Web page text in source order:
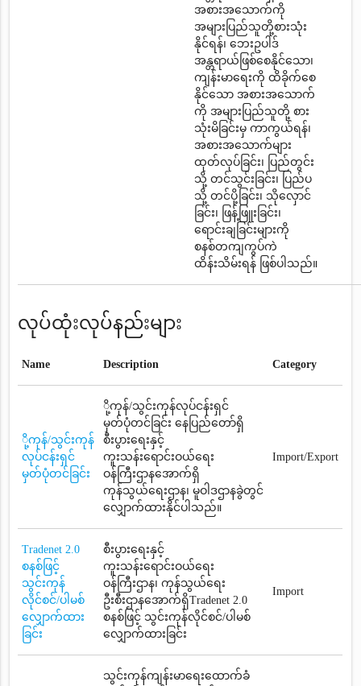
အစားအသောက်ကို
အများပြည်သူတို့စားသုံး
နိုင်ရန်၊ ဘေးဥပါဒ်
အန္တရာယ်ဖြစ်စေနိုင်သော၊
ကျန်းမာရေးကို ထိခိုက်စေ
နိုင်သော အစားအသောက်
ကို အများပြည်သူတို့ စား
သုံးမိခြင်းမှ ကာကွယ်ရန်၊
အစားအသောက်များ
ထုတ်လုပ်ခြင်း၊ ပြည်တွင်း
သို့ တင်သွင်းခြင်း၊ ပြည်ပ
သို့ တင်ပို့ခြင်း၊ သိုလှောင်
ခြင်း၊ ဖြန့်ဖြူးခြင်း၊
ရောင်းချခြင်းများကို
စနစ်တကျကွပ်ကဲ
ထိန်းသိမ်းရန် ဖြစ်ပါသည်။
လုပ်ထုံးလုပ်နည်းများ
Name Description Category
ို့ကုန်/သွင်းကုန်
လုပ်ငန်းရှင်
မှတ်ပုံတင်ခြင်း
ို့ကုန်/သွင်းကုန်လုပ်ငန်းရှင်
မှတ်ပုံတင်ခြင်း နေပြည်တော်ရှိ
စီးပွားရေးနှင့်
ကူးသန်းရောင်းဝယ်ရေး
ဝန်ကြီးဌာနအောက်ရှိ
ကုန်သွယ်ရေးဌာန၊ မူဝါဒဌာနခွဲတွင်
လျှောက်ထားနိုင်ပါသည်။
Import/Export
Tradenet 2.0
စနစ်ဖြင့်
သွင်းကုန်
လိုင်စင်/ပါမစ်
လျှောက်ထား
ခြင်း
စီးပွားရေးနှင့်
ကူးသန်းရောင်းဝယ်ရေး
ဝန်ကြီးဌာန၊ ကုန်သွယ်ရေး
ဦးစီးဌာနအောက်ရှိTradenet 2.0
စနစ်ဖြင့် သွင်းကုန်လိုင်စင်/ပါမစ်
လျှောက်ထားခြင်း
Import
သွင်းကုန်ကျန်းမာရေးထောက်ခံ